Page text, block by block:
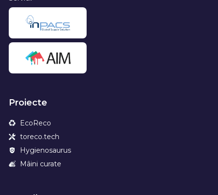
Proiecte
EcoReco
toreco.tech
Hygienosaurus
Mâini curate